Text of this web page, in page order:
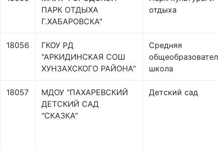
ПАРК ОТДЫХА
Г.ХАБАРОВСКА"
отдыха
18056
ГКОУ РД
"АРКИДИНСКАЯ СОШ
ХУНЗАХСКОГО РАЙОНА"
Средняя
школа
18057
МДОУ "ПАХАРЕВСКИЙ
ДЕТСКИЙ САД
"СКАЗКА"
Детский сад